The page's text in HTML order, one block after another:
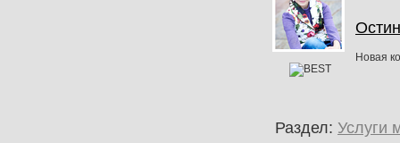
Новая
Раздел: Услуги